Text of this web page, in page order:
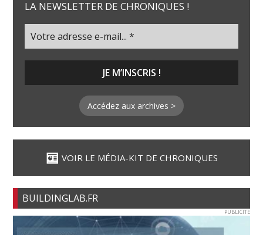
LA NEWSLETTER DE CHRONIQUES !
Accédez aux archives >
VOIR LE MÉDIA-KIT DE CHRONIQUES
BUILDINGLAB.FR
PUBLICITE